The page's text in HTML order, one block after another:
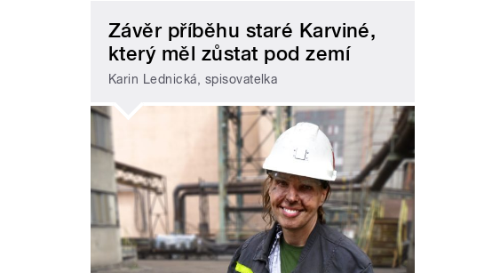
Závěr příběhu staré Karviné,
který měl zůstat pod zemí
Karin Lednická, spisovatelka